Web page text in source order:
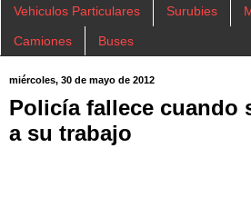
Vehiculos Particulares Surubies
Camiones Buses
miércoles, 30 de mayo de 2012
Policía fallece cuando
a su trabajo